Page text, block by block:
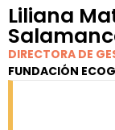
Liliana
DIRECTORA DE
FUNDACIÓN